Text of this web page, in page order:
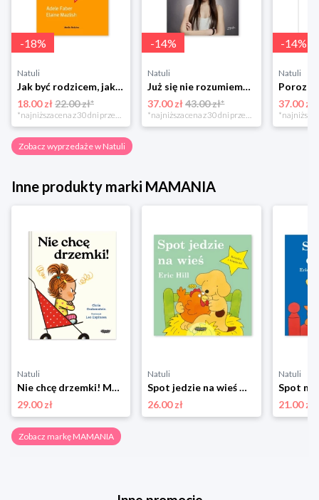
-18%
Natuli
Jak być rodzicem, jakim zawsze chciałeś być Media rodzina
18.00 zł22.00 zł*
*najniższa cena z 30 dni przed obniżką
-14%
Natuli
Już się nie rozumiemy! Jak przeżyć czas trzaskających drzwi Esprit
37.00 zł 43.00 zł*
*najniższa cena z 30 dni przed obniżką
-14%
Natuli
37.00 zł
Zobacz wyprzedaże w Natuli
Inne produkty marki MAMANIA
Natuli
Nie chcę drzemki! Mamania
29.00 zł
Natuli
Spot jedzie na wieś Mamania
26.00 zł
Natuli
21.00 zł
Zobacz markę MAMANIA